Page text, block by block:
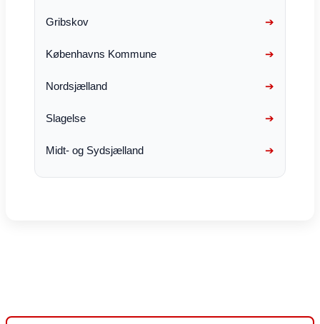
Gribskov
Københavns Kommune
Nordsjælland
Slagelse
Midt- og Sydsjælland